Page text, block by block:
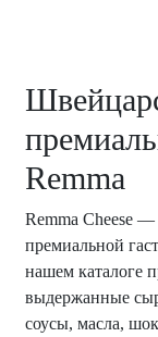
Remma
Remma Cheese
премиальной
нашем каталоге
выдержанные
соусы, масла,